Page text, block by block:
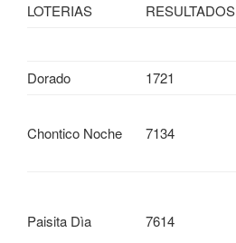
LOTERIAS RESULTADOS
Dorado 1721
Chontico Noche 7134
Paisita Dìa 7614